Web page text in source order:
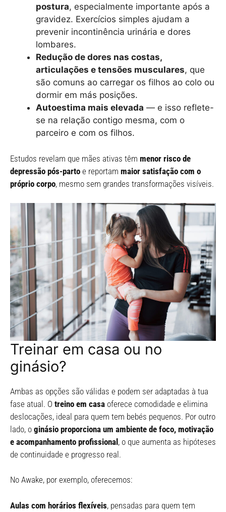
postura, especialmente importante após a
gravidez. Exercícios simples ajudam a
prevenir incontinência urinária e dores
lombares.
Redução de dores nas costas,
articulações e tensões musculares, que
são comuns ao carregar os filhos ao colo ou
dormir em más posições.
Autoestima mais elevada — e isso reflete-
se na relação contigo mesma, com o
parceiro e com os filhos.
Estudos revelam que mães ativas têm menor risco de
depressão pós-parto e reportam maior satisfação com o
próprio corpo, mesmo sem grandes transformações visíveis.
Treinar em casa ou no
ginásio?
Ambas as opções são válidas e podem ser adaptadas à tua
fase atual. O treino em casa oferece comodidade e elimina
deslocações, ideal para quem tem bebés pequenos. Por outro
lado, o ginásio proporciona um ambiente de foco, motivação
e acompanhamento profissional, o que aumenta as hipóteses
de continuidade e progresso real.
No Awake, por exemplo, oferecemos:
Aulas com horários flexíveis, pensadas para quem tem